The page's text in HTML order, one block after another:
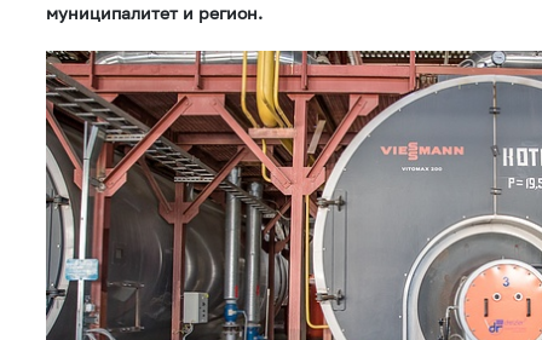
муниципалитет и регион.